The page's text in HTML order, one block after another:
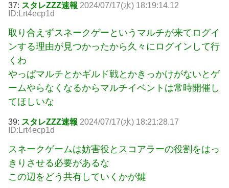
37: スタレZZZ速報 2024/07/17(水) 18:19:14.12
ID:Lrt4ecp1d
取り合えずスネークゲーというマルチが来てログイ
ンする理由が見つかったから久々にログインして行
くわ
やっぱマルチとかギルド戦とかきっかけがないとゲ
ームやらなくなるからマルチイベントは常時開催し
てほしいな
39: スタレZZZ速報 2024/07/17(水) 18:21:28.17
ID:Lrt4ecp1d
スネークゲームは妨害役とスコアラーの役割をはっ
きりさせる必要があるな
この辺をどう共有していくかが鍵